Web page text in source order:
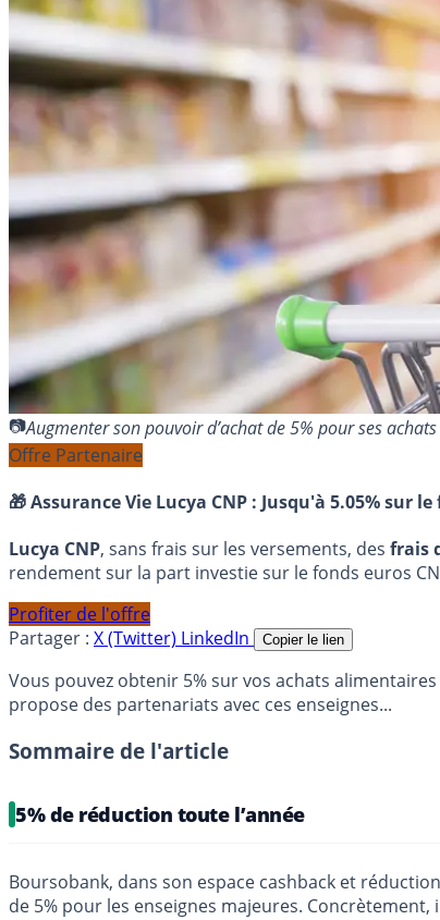
Augmenter son pouvoir d’achat de 5% pour ses
Offre Partenaire
🎁 Assurance Vie Lucya CNP : Jusqu'à 5.05% sur
Lucya CNP, sans frais sur les versements, des frais
rendement sur la part investie sur le fonds euros
Profiter de l'offre
Partager : X (Twitter) LinkedIn Copier le lien
Vous pouvez obtenir 5% sur vos achats
propose des partenariats avec ces enseignes...
Sommaire de l'article
5% de réduction toute l’année
Boursobank, dans son espace cashback et
de 5% pour les enseignes majeures.